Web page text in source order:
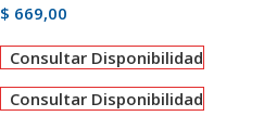
$ 669,00
Consultar Disponibilidad
Consultar Disponibilidad